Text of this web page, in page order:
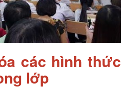
các hình thức
lớp